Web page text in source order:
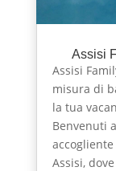
Assisi
Assisi
misura di
la tua
Benvenuti
Assisi,